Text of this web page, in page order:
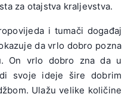
za otajstva kraljevstva.
i tumači događaj
da vrlo dobro pozna
On vrlo dobro zna da u
svoje ideje šire dobrim
Ulažu velike količine